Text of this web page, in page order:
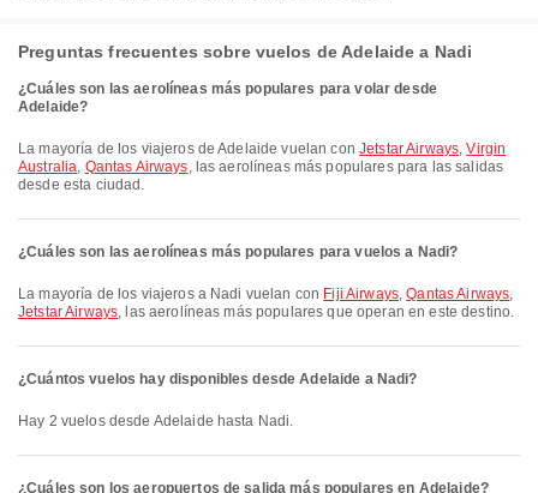
Preguntas frecuentes sobre vuelos de Adelaide a Nadi
¿Cuáles son las aerolíneas más populares para volar desde
Adelaide?
La mayoría de los viajeros de Adelaide vuelan conJetstar Airways,Virgin
Australia, Qantas Airways, las aerolíneas más populares para las salidas
desde esta ciudad.
¿Cuáles son las aerolíneas más populares para vuelos a Nadi?
La mayoría de los viajeros a Nadi vuelan con Fiji Airways,Qantas Airways,
Jetstar Airways, las aerolíneas más populares que operan en este destino.
¿Cuántos vuelos hay disponibles desde Adelaide a Nadi?
Hay 2 vuelos desde Adelaide hasta Nadi.
¿Cuáles son los aeropuertos de salida más populares en Adelaide?